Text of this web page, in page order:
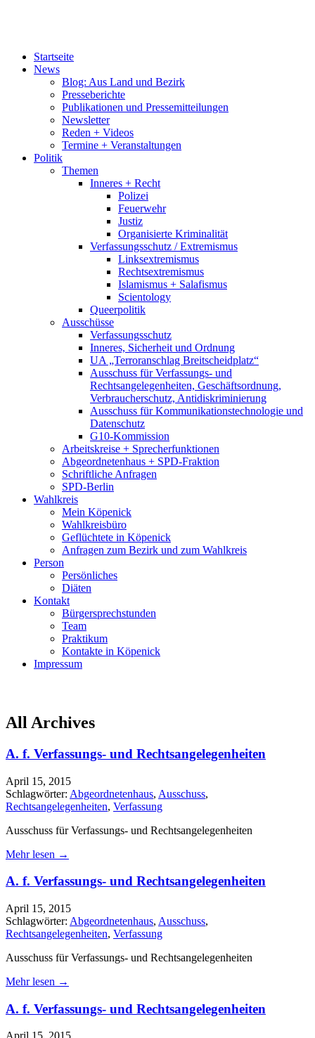
Startseite
News
Blog: Aus Land und Bezirk
Presseberichte
Publikationen und Pressemitteilungen
Newsletter
Reden + Videos
Termine + Veranstaltungen
Politik
Themen
Inneres + Recht
Polizei
Feuerwehr
Justiz
Organisierte Kriminalität
Verfassungsschutz / Extremismus
Linksextremismus
Rechtsextremismus
Islamismus + Salafismus
Scientology
Queerpolitik
Ausschüsse
Verfassungsschutz
Inneres, Sicherheit und Ordnung
UA „Terroranschlag Breitscheidplatz“
Ausschuss für Verfassungs- und
Rechtsangelegenheiten, Geschäftsordnung,
Verbraucherschutz, Antidiskriminierung
Ausschuss für Kommunikationstechnologie und
Datenschutz
G10-Kommission
Arbeitskreise + Sprecherfunktionen
Abgeordnetenhaus + SPD-Fraktion
Schriftliche Anfragen
SPD-Berlin
Wahlkreis
Mein Köpenick
Wahlkreisbüro
Geflüchtete in Köpenick
Anfragen zum Bezirk und zum Wahlkreis
Person
Persönliches
Diäten
Kontakt
Bürgersprechstunden
Team
Praktikum
Kontakte in Köpenick
Impressum
All Archives
A. f. Verfassungs- und Rechtsangelegenheiten
April 15, 2015
Schlagwörter: Abgeordnetenhaus, Ausschuss,
Rechtsangelegenheiten, Verfassung
Ausschuss für Verfassungs- und Rechtsangelegenheiten
Mehr lesen →
A. f. Verfassungs- und Rechtsangelegenheiten
April 15, 2015
Schlagwörter: Abgeordnetenhaus, Ausschuss,
Rechtsangelegenheiten, Verfassung
Ausschuss für Verfassungs- und Rechtsangelegenheiten
Mehr lesen →
A. f. Verfassungs- und Rechtsangelegenheiten